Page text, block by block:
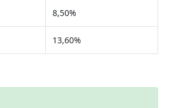
8,50%
13,60%